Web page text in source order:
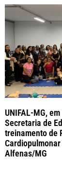
UNIFAL-MG,
Secretaria de
treinamento de
Alfenas/MG